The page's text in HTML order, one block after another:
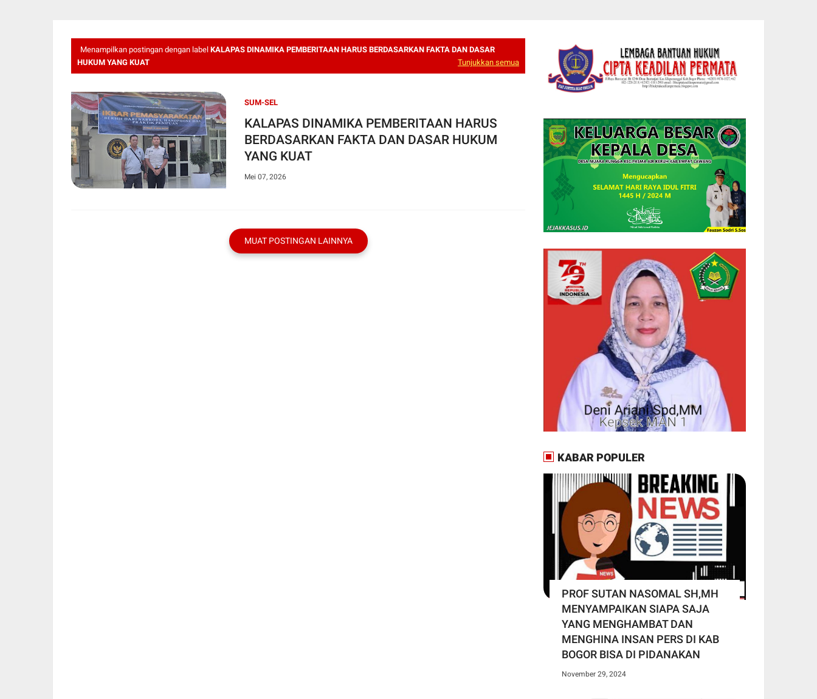
Menampilkan postingan dengan label KALAPAS DINAMIKA PEMBERITAAN HARUS BERDASARKAN FAKTA DAN DASAR
HUKUM YANG KUAT
Tunjukkan semua
SUM-SEL
KALAPAS DINAMIKA PEMBERITAAN HARUS
BERDASARKAN FAKTA DAN DASAR HUKUM
YANG KUAT
Mei 07, 2026
MUAT POSTINGAN LAINNYA
KABAR POPULER
PROF SUTAN NASOMAL SH,MH
MENYAMPAIKAN SIAPA SAJA
YANG MENGHAMBAT DAN
MENGHINA INSAN PERS DI KAB
BOGOR BISA DI PIDANAKAN
November 29, 2024